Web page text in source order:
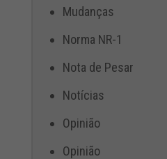
Mudanças
Norma NR-1
Nota de Pesar
Notícias
Opinião
Opinião